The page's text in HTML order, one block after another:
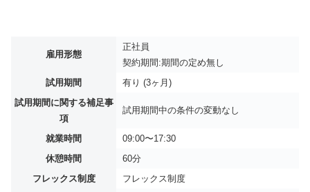
雇用形態
正社員
契約期間:期間の定め無し
試用期間
有り (3ヶ月)
試用期間に関する補足事
項
試用期間中の条件の変動なし
就業時間
09:00〜17:30
休憩時間
60分
フレックス制度
フレックス制度